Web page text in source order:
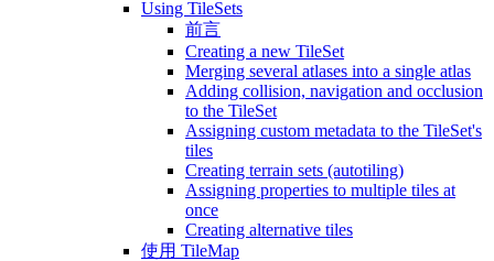
Using TileSets
前言
Creating a new TileSet
Merging several atlases into a single atlas
Adding collision, navigation and occlusion
to the TileSet
Assigning custom metadata to the TileSet's
tiles
Creating terrain sets (autotiling)
Assigning properties to multiple tiles at
once
Creating alternative tiles
使用 TileMap